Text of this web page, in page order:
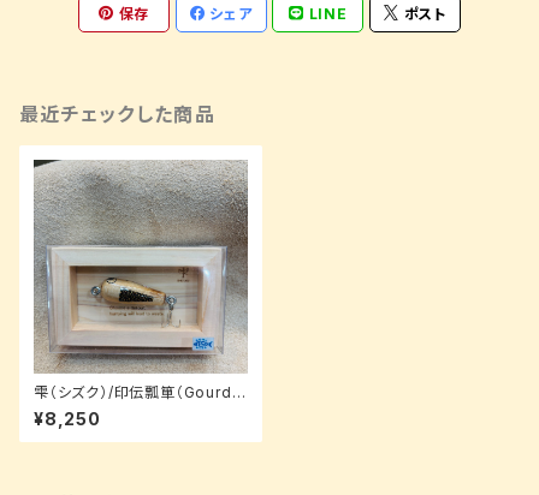
保存 シェア LINE ポスト
最近チェックした商品
雫（シズク）/印伝瓢箪（Gourd）/
3.5cm【ルアーパッケージ】
¥8,250